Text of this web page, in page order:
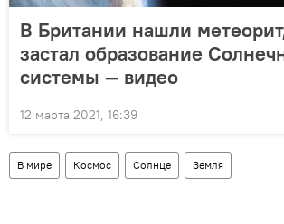
В Британии нашли
застал образование
системы — видео
12 марта 2021, 16:39
В мире Космос Солнце Земля